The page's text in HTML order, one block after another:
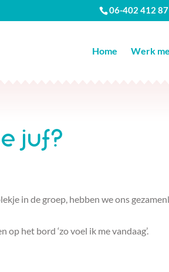
06-402 412 87
Home Werk
juf?
in de groep, hebben we ons
het bord ‘zo voel ik me vandaag’.